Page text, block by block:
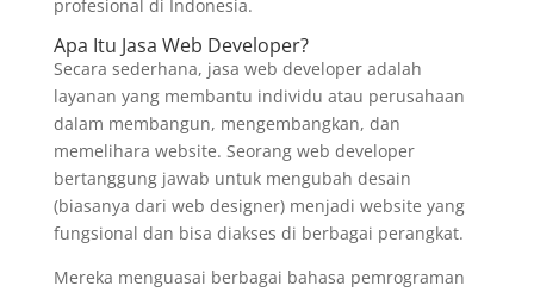
profesional di Indonesia.
Apa Itu Jasa Web Developer?
Secara sederhana, jasa web developer adalah
layanan yang membantu individu atau perusahaan
dalam membangun, mengembangkan, dan
memelihara website. Seorang web developer
bertanggung jawab untuk mengubah desain
(biasanya dari web designer) menjadi website yang
fungsional dan bisa diakses di berbagai perangkat.
Mereka menguasai berbagai bahasa pemrograman